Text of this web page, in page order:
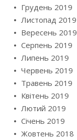
Грудень 2019
Листопад 2019
Вересень 2019
Серпень 2019
Липень 2019
Червень 2019
Травень 2019
Квітень 2019
Лютий 2019
Січень 2019
Жовтень 2018